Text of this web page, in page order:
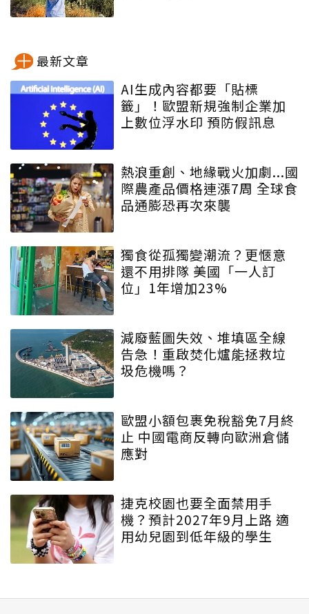
最新文章
AI生成內容都要「貼標
籤」！歐盟新規強制企業加
上數位浮水印 預防假訊息
熱浪重創、地緣戰火加劇...國
際農產品價格連漲7周 全球食
品通膨恐再次來襲
獨食從孤獨變潮流？更愜意
還不用排隊 美國「一人訂
位」1年增加23%
減廢藍圖失效、堆填區全線
告急！重啟焚化爐能拯救垃
圾危機嗎？
歐盟小額包裹免稅豁免7月終
止 中國電商反轉向歐洲倉儲
應對
捷克校園也要全面禁用手
機？預計2027年9月上路 適
用幼兒園到低年級的學生